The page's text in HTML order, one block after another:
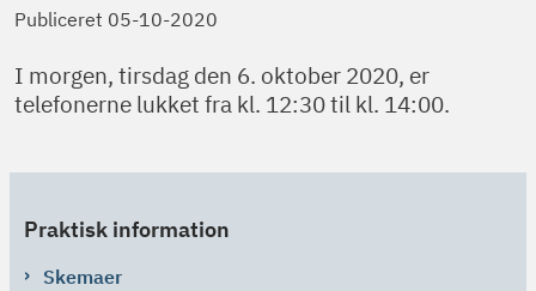
Publiceret 05-10-2020
I morgen, tirsdag den 6. oktober 2020, er
telefonerne lukket fra kl. 12:30 til kl. 14:00.
Praktisk information
Skemaer